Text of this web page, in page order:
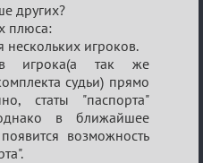
других?
плюса:
нескольких игроков.
игрока(а так же
судьи) прямо
статы "паспорта"
в ближайшее
возможность